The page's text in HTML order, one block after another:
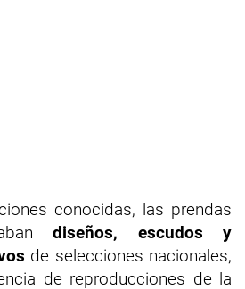
conocidas, las prendas
diseños, escudos y
de selecciones nacionales,
de reproducciones de la